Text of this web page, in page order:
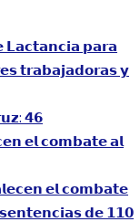
𝗟𝗮𝗰𝘁𝗮𝗻𝗰𝗶𝗮 𝗽𝗮𝗿𝗮
𝘁𝗿𝗮𝗯𝗮𝗷𝗮𝗱𝗼𝗿𝗮𝘀 𝘆
𝟰𝟲
𝗲𝗹 𝗰𝗼𝗺𝗯𝗮𝘁𝗲 𝗮𝗹
𝗲𝗹 𝗰𝗼𝗺𝗯𝗮𝘁𝗲
𝘀𝗲𝗻𝘁𝗲𝗻𝗰𝗶𝗮𝘀 𝗱𝗲 𝟭𝟭𝟬